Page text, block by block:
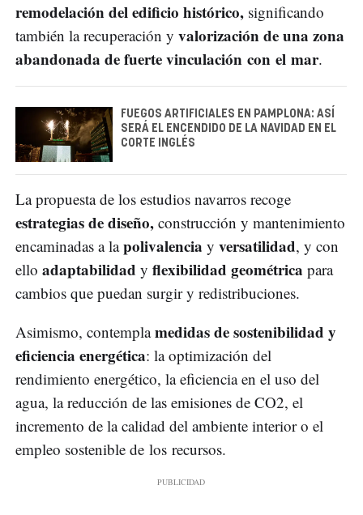
remodelación del edificio histórico, significando
también la recuperación y valorización de una zona
abandonada de fuerte vinculación con el mar.
FUEGOS ARTIFICIALES EN PAMPLONA: ASÍ
SERÁ EL ENCENDIDO DE LA NAVIDAD EN EL
CORTE INGLÉS
La propuesta de los estudios navarros recoge
estrategias de diseño, construcción y mantenimiento
encaminadas a lapolivalencia y versatilidad, y con
ello adaptabilidad y flexibilidad geométrica para
cambios que puedan surgir y redistribuciones.
Asimismo, contemplamedidas de sostenibilidad y
eficiencia energética: la optimización del
rendimiento energético, la eficiencia en el uso del
agua, la reducción de las emisiones de CO2, el
incremento de la calidad del ambiente interior o el
empleo sostenible de los recursos.